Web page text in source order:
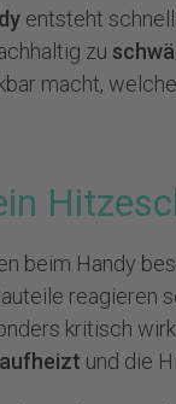
entsteht
zu
macht,
beim Handy
reagieren
kritisch
und die